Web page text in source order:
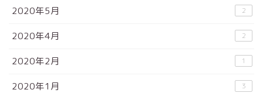
2020年5月 2
2020年4月 2
2020年2月 1
2020年1月 3